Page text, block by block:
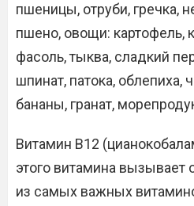
пшеницы, отруби, гречка,
пшено, овощи: картофель,
фасоль, тыква, сладкий
шпинат, патока, облепиха,
бананы, гранат,
Витамин В12
этого витамина вызывает
из самых важных